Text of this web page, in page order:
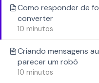
Como responder de
converter
10 minutos
Criando mensagens
parecer um robô
10 minutos